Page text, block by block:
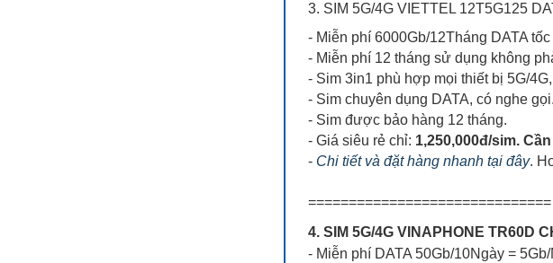
3. SIM 5G/4G VIETTEL 12T5G125
- Miễn phí 6000Gb/12Tháng DATA
- Miễn phí 12 tháng sử dụng không
- Sim 3in1 phù hợp mọi thiết bị 5G/
- Sim chuyên dụng DATA, có nghe gọi.
- Sim được bảo hàng 12 tháng.
- Giá siêu rẻ chỉ: 1,250,000đ/sim.
- Chi tiết và đặt hàng nhanh tại đây.
4. SIM 5G/4G VINAPHONE TR60D
- Miễn phí DATA 50Gb/10Ngày = 5Gb/